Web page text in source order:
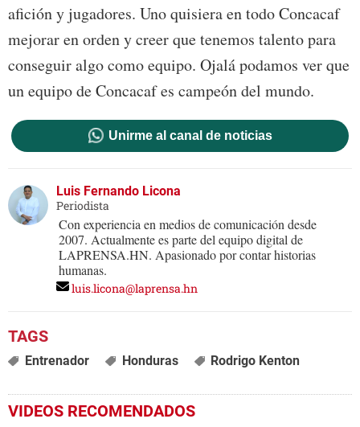
afición y jugadores. Uno quisiera en todo Concacaf
mejorar en orden y creer que tenemos talento para
conseguir algo como equipo. Ojalá podamos ver que
un equipo de Concacaf es campeón del mundo.
Unirme al canal de noticias
Luis Fernando Licona
Periodista
Con experiencia en medios de comunicación desde
2007. Actualmente es parte del equipo digital de
LAPRENSA.HN. Apasionado por contar historias
humanas.
luis.licona@laprensa.hn
Entrenador Honduras Rodrigo Kenton
VIDEOS RECOMENDADOS